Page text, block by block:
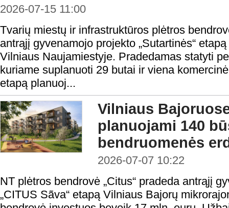
2026-07-15 11:00
Tvarių miestų ir infrastruktūros plėtros
antrąjį gyvenamojo projekto „Sutartinės“
Vilniaus Naujamiestyje. Pradedamas statyti
kuriame suplanuoti 29 butai ir viena
etapą planuoj...
Vilniaus
planuojami 140
bendruomenės
2026-07-07 10:22
NT plėtros bendrovė „Citus“ pradeda antrąjį
„CITUS Sãva“ etapą Vilniaus Bajorų